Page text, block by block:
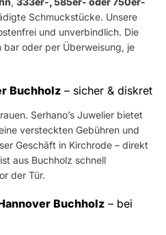
Schmuckstücke. Unsere
und unverbindlich. Die
oder per Überweisung, je
Buchholz – sicher & diskret
Serhano’s Juwelier bietet
versteckten Gebühren und
Geschäft in Kirchrode – direkt
aus Buchholz schnell
der Tür.
Buchholz – bei